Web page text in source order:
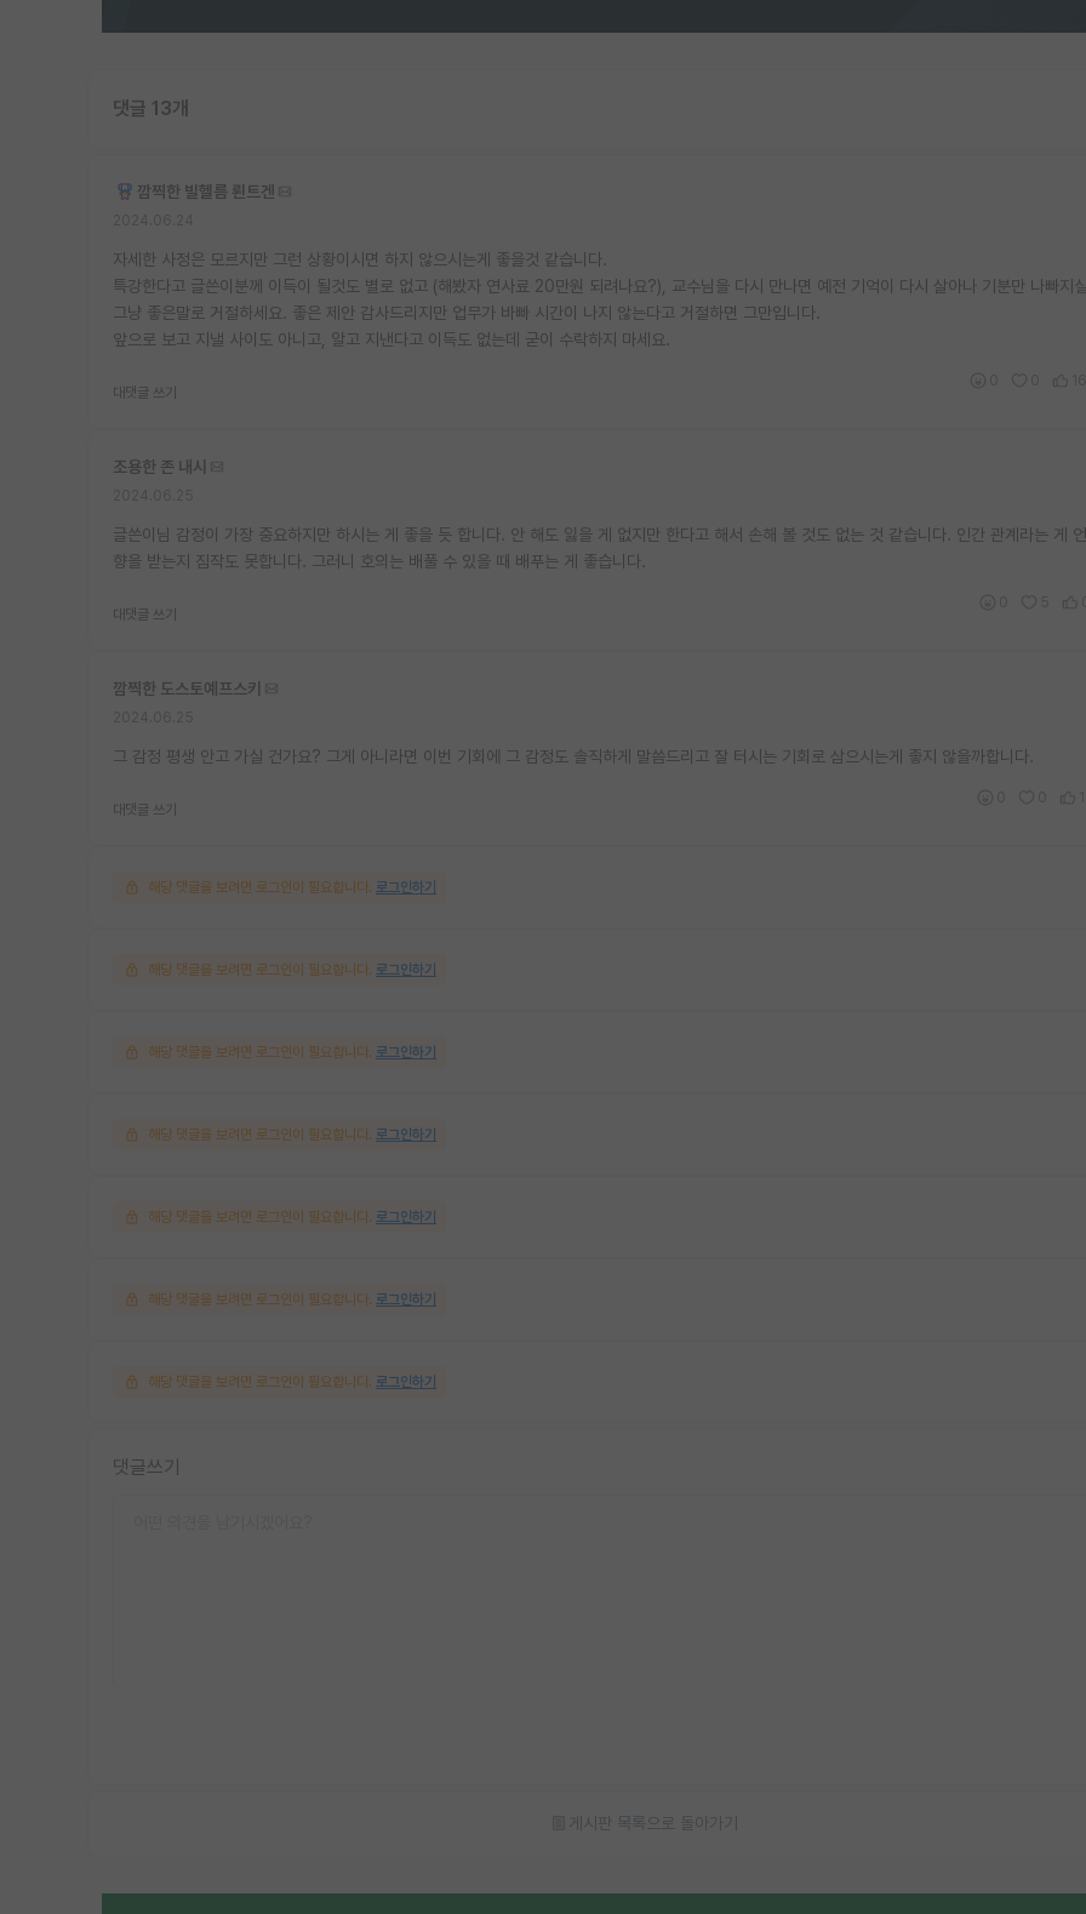
댓글 13개
깜찍한 빌헬름 뢴트겐
자세한 사정은 모르지만 그런 상황이시면 하지 않으시는게 좋을것 같습니다.
특강한다고 글쓴이분께 이득이 될것도 별로 없고 (해봤자 연사료 20만원 되려나요?), 교수님을 다시 만나면 예전 기억이 다시 살아나 기분만 나빠지
그냥 좋은말로 거절하세요. 좋은 제안 감사드리지만 업무가 바빠 시간이 나지 않는다고 거절하면 그만입니다.
앞으로 보고 지낼 사이도 아니고, 알고 지낸다고 이득도 없는데 굳이 수락하지 마세요.
대댓글 쓰기
조용한 존 내시
글쓴이님 감정이 가장 중요하지만 하시는 게 좋을 듯 합니다. 안 해도 잃을 게 없지만 한다고 해서 손해 볼 것도 없는 것 같습니다. 인간 관계라는 게
향을 받는지 짐작도 못합니다. 그러니 호의는 배풀 수 있을 때 배푸는 게 좋습니다.
대댓글 쓰기
깜찍한 도스토예프스키
그 감정 평생 안고 가실 건가요? 그게 아니라면 이번 기회에 그 감정도 솔직하게 말씀드리고 잘 터시는 기회로 삼으시는게 좋지 않을까합니다.
대댓글 쓰기
해당 댓글을 보려면 로그인이 필요합니다. 로그인하기
해당 댓글을 보려면 로그인이 필요합니다. 로그인하기
해당 댓글을 보려면 로그인이 필요합니다. 로그인하기
해당 댓글을 보려면 로그인이 필요합니다. 로그인하기
해당 댓글을 보려면 로그인이 필요합니다. 로그인하기
해당 댓글을 보려면 로그인이 필요합니다. 로그인하기
해당 댓글을 보려면 로그인이 필요합니다. 로그인하기
댓글쓰기
게시판 목록으로 돌아가기